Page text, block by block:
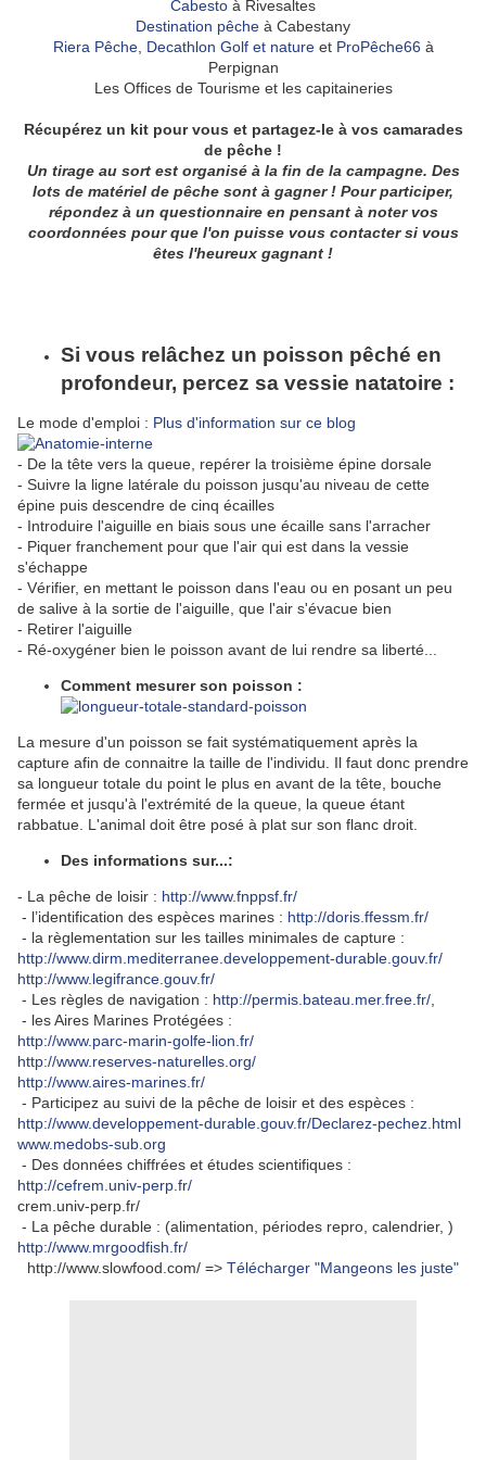
Cabesto à Rivesaltes
Destination pêche à Cabestany
Riera Pêche, Decathlon Golf et natureet ProPêche66 à
Perpignan
Les Offices de Tourisme et les capitaineries
Récupérez un kit pour vous et partagez-le à vos camarades
de pêche !
Un tirage au sort est organisé à la fin de la campagne. Des
lots de matériel de pêche sont à gagner ! Pour participer,
répondez à un questionnaire en pensant à noter vos
coordonnées pour que l'on puisse vous contacter si vous
êtes l'heureux gagnant !
Si vous relâchez un poisson pêché en
profondeur, percez sa vessie natatoire :
Le mode d'emploi : Plus d'information sur ce blog
- De la tête vers la queue, repérer la troisième épine dorsale
- Suivre la ligne latérale du poisson jusqu'au niveau de cette
épine puis descendre de cinq écailles
- Introduire l'aiguille en biais sous une écaille sans l'arracher
- Piquer franchement pour que l'air qui est dans la vessie
s'échappe
- Vérifier, en mettant le poisson dans l'eau ou en posant un peu
de salive à la sortie de l'aiguille, que l'air s'évacue bien
- Retirer l'aiguille
- Ré-oxygéner bien le poisson avant de lui rendre sa liberté...
Comment mesurer son poisson :
La mesure d'un poisson se fait systématiquement après la
capture afin de connaitre la taille de l'individu. Il faut donc prendre
sa longueur totale du point le plus en avant de la tête, bouche
fermée et jusqu'à l'extrémité de la queue, la queue étant
rabbatue. L'animal doit être posé à plat sur son flanc droit.
Des informations sur...:
- La pêche de loisir : http://www.fnppsf.fr/
- l’identification des espèces marines : http://doris.ffessm.fr/
- la règlementation sur les tailles minimales de capture :
http://www.dirm.mediterranee.developpement-durable.gouv.fr/
http://www.legifrance.gouv.fr/
- Les règles de navigation : http://permis.bateau.mer.free.fr/
- les Aires Marines Protégées :
http://www.parc-marin-golfe-lion.fr/
http://www.reserves-naturelles.org/
http://www.aires-marines.fr/
- Participez au suivi de la pêche de loisir et des espèces :
http://www.developpement-durable.gouv.fr/Declarez-pechez.html
www.medobs-sub.org
- Des données chiffrées et études scientifiques :
http://cefrem.univ-perp.fr/
crem.univ-perp.fr/
- La pêche durable : (alimentation, périodes repro, calendrier, )
http://www.mrgoodfish.fr/
http://www.slowfood.com/ => Télécharger "Mangeons les juste"